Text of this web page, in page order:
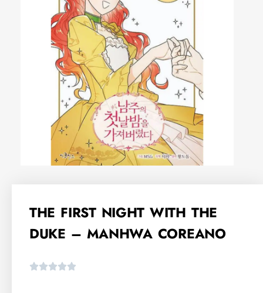
THE FIRST NIGHT WITH THE
DUKE – MANHWA COREANO